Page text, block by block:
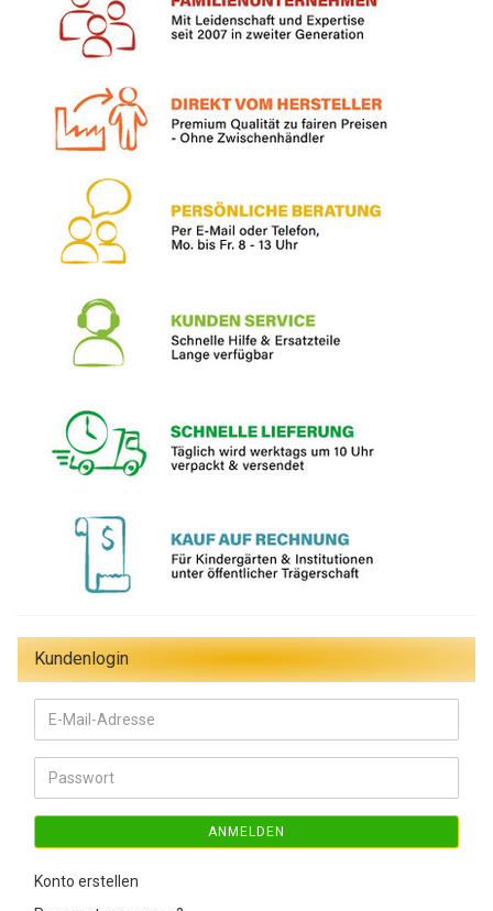
Kundenlogin
E-
Mail-
Adresse
Passwort
ANMELDEN
Konto erstellen